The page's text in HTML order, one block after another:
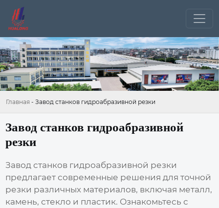
Главная - Завод станков гидроабразивной резки
Завод станков гидроабразивной
резки
Завод станков гидроабразивной резки
предлагает современные решения для точной
резки различных материалов, включая металл,
камень, стекло и пластик. Ознакомьтесь с